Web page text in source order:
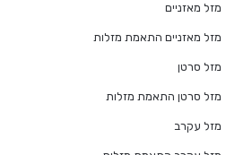
מזל מאזניים
מזל מאזניים התאמת מזלות
מזל סרטן
מזל סרטן התאמת מזלות
מזל עקרב